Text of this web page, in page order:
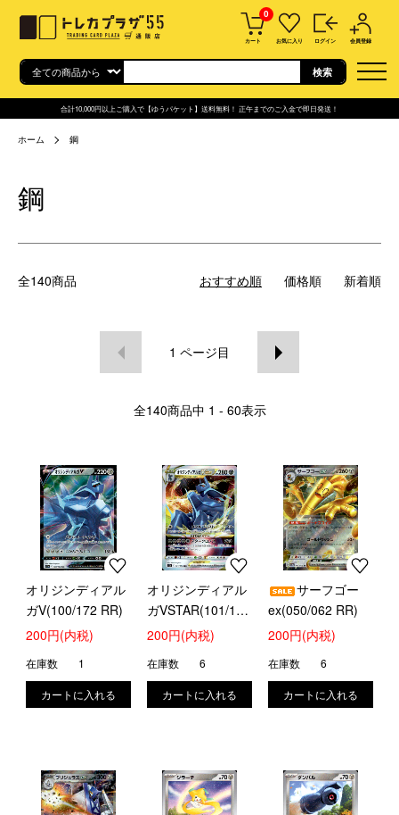
0
カート お気に入り ログイン 会員登録
合計10,000円以上ご購入で【ゆうパケット】送料無料！ 正午までのご入金で即日発送！
ホーム 鋼
鋼
全140商品 おすすめ順 価格順 新着順
1 ページ目
全140商品中 1 - 60表示
オリジンディアル
ガV(100/172 RR)
200円(内税)
在庫数 1
オリジンディアル
ガVSTAR(101/172
RRR)
200円(内税)
在庫数 6
サーフゴー
ex(050/062 RR)
200円(内税)
在庫数 6